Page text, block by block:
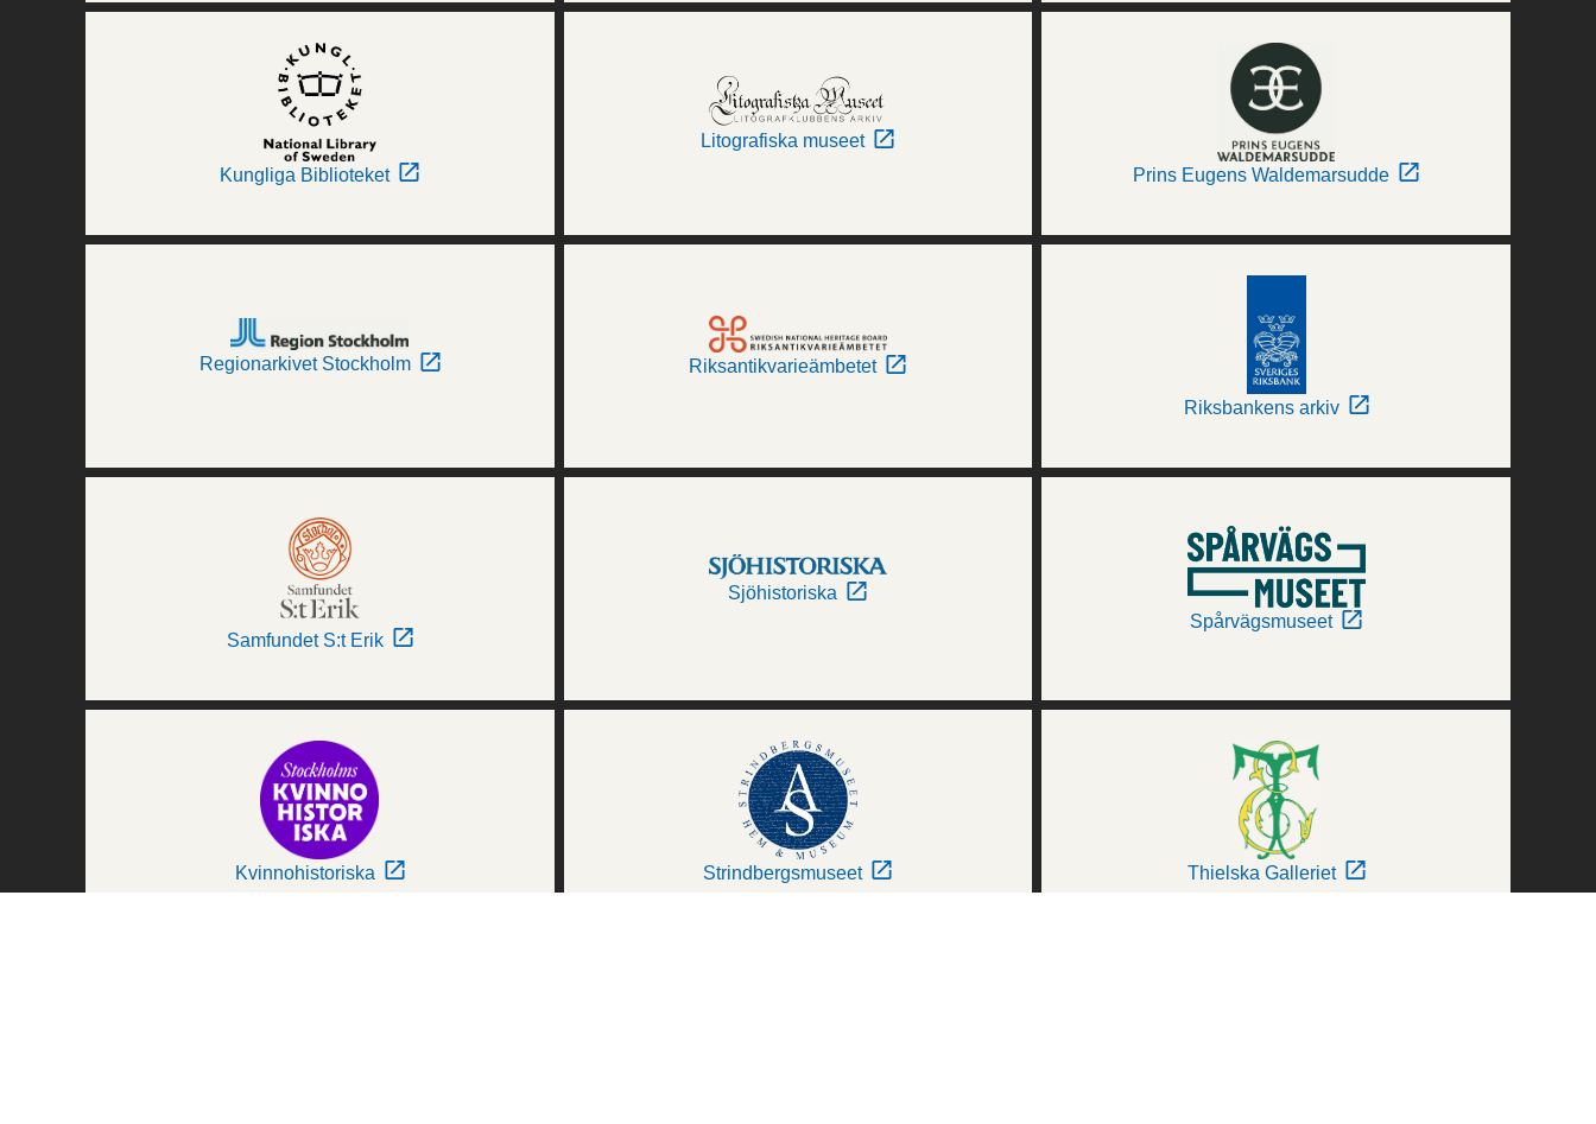
Kungliga Biblioteket
Litografiska museet
Prins Eugens Waldemarsudde
Regionarkivet Stockholm Riksantikvarieämbetet
Riksbankens arkiv
Samfundet S:t Erik
Sjöhistoriska
Spårvägsmuseet
Kvinnohistoriska Strindbergsmuseet Thielska Galleriet